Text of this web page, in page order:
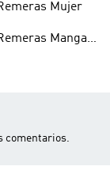
Mujer
Manga
comentarios.